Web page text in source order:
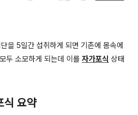
을 5일간 섭취하게 되면 기존에 몸속에
두 소모하게 되는데 이를 자가포식 상태
식 요약